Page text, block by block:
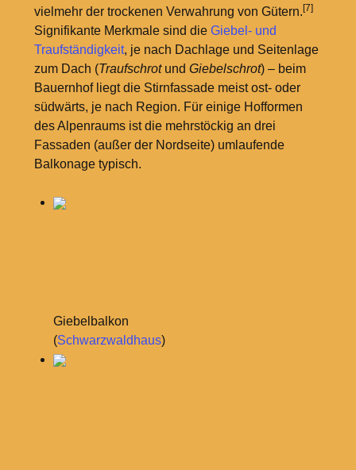
vielmehr der trockenen Verwahrung von Gütern.[7]
Signifikante Merkmale sind die Giebel- und
Traufständigkeit, je nach Dachlage und Seitenlage
zum Dach (Traufschrotund Giebelschrot) – beim
Bauernhof liegt die Stirnfassade meist ost- oder
südwärts, je nach Region. Für einige Hofformen
des Alpenraums ist die mehrstöckig an drei
Fassaden (außer der Nordseite) umlaufende
Balkonage typisch.
Giebelbalkon
(Schwarzwaldhaus)